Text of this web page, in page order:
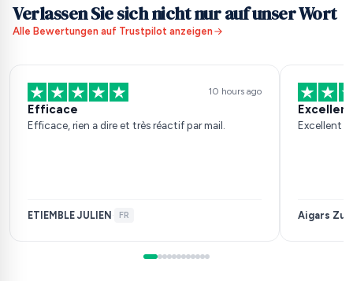
Verlassen Sie sich nicht nur auf unser Wort
Alle Bewertungen auf Trustpilot anzeigen
10 hours ago
Efficace
Efficace, rien a dire et très réactif par mail.
ETIEMBLE JULIEN· FR
Excellent
Aigars